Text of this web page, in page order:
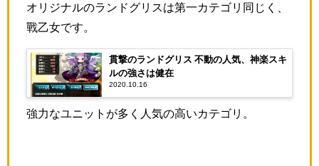
オリジナルのランドグリスは第一カテゴリ同じく、
戰乙女です。
貫撃のランドグリス 不動の人気、神楽スキ
ルの強さは健在
2020.10.16
強力なユニットが多く人気の高いカテゴリ。